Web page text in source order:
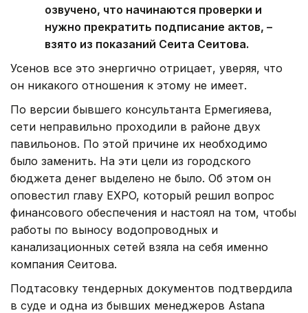
озвучено, что начинаются проверки и
нужно прекратить подписание актов, –
взято из показаний Сеита Сеитова.
Усенов все это энергично отрицает, уверяя, что
он никакого отношения к этому не имеет.
По версии бывшего консультанта Ермегияева,
сети неправильно проходили в районе двух
павильонов. По этой причине их необходимо
было заменить. На эти цели из городского
бюджета денег выделено не было. Об этом он
оповестил главу EXPO, который решил вопрос
финансового обеспечения и настоял на том, чтобы
работы по выносу водопроводных и
канализационных сетей взяла на себя именно
компания Сеитова.
Подтасовку тендерных документов подтвердила
в суде и одна из бывших менеджеров Astana